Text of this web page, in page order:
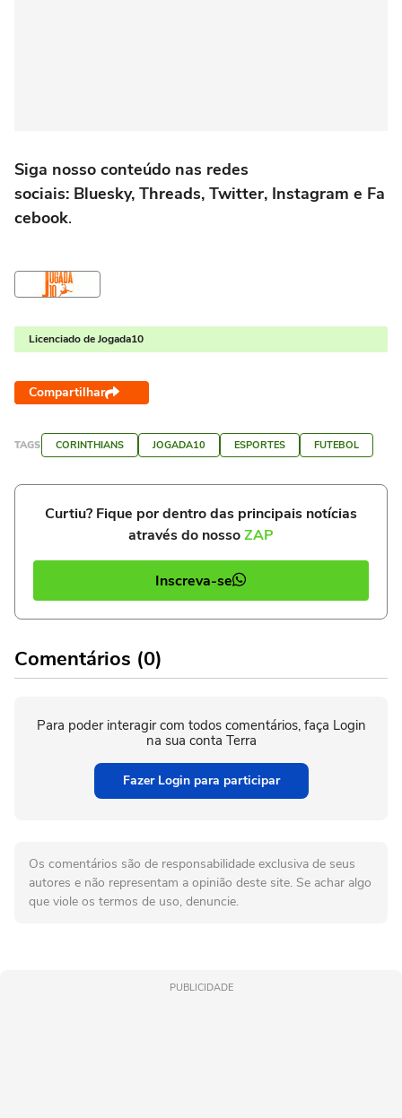
Siga nosso conteúdo nas redes
sociais: Bluesky, Threads, Twitter, Instagram e Fa
cebook.
Licenciado de Jogada10
Compartilhar
TAGS CORINTHIANS JOGADA10 ESPORTES FUTEBOL
Curtiu? Fique por dentro das principais notícias
através do nossoZAP
Inscreva-se
Comentários (0)
Para poder interagir com todos comentários, faça Login
na sua conta Terra
Fazer Login para participar
Os comentários são de responsabilidade exclusiva de seus
autores e não representam a opinião deste site. Se achar algo
que viole os termos de uso, denuncie.
PUBLICIDADE